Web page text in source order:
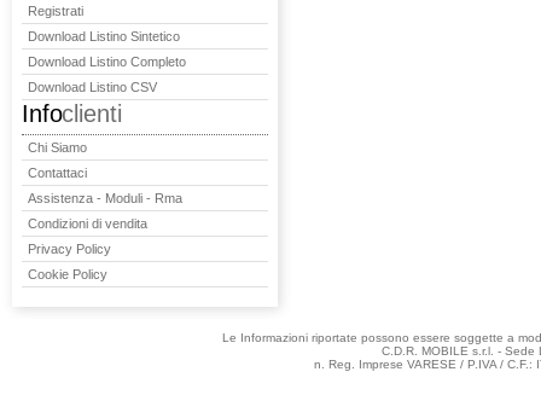
Registrati
Download Listino Sintetico
Download Listino Completo
Download Listino CSV
Infoclienti
Chi Siamo
Contattaci
Assistenza - Moduli - Rma
Condizioni di vendita
Privacy Policy
Cookie Policy
Le Informazioni riportate possono essere soggette a
C.D.R. MOBILE s.r.l. -
n. Reg. Imprese VARESE / P.IVA /